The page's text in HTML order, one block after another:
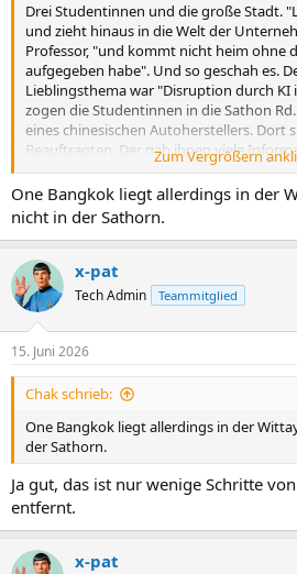
Drei Studentinnen und die große Stadt.
und zieht hinaus in die Welt der
Professor, "und kommt nicht heim ohne
aufgegeben habe". Und so geschah es.
Lieblingsthema war "Disruption durch KI
zogen die Studentinnen in die Sathon
eines chinesischen Autoherstellers. Dort
Beauftragten. Der gab ihnen viele
ihren Bericht füllten. "Das wird den
Studentinnen, aber der HR Beauftragte
ein großzügiger Mann und bot allen
Praktikumsstelle an.
Anhang anzeigen 101681
101683 Anhang anzeigen 101684Anhang
anzeigen 101686
Zum Vergrößern
One Bangkok liegt allerdings in der
nicht in der Sathorn.
x-pat
Tech Admin Teammitglied
15. Juni 2026
Chak schrieb:
One Bangkok liegt allerdings in der
der Sathorn.
Ja gut, das ist nur wenige Schritte
entfernt.
x-pat